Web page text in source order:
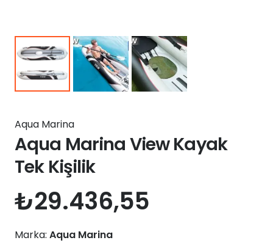
Aqua Marina
Aqua Marina View Kayak
Tek Kişilik
₺29.436,55
Marka: Aqua Marina